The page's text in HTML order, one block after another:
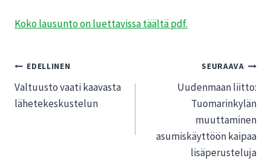
Koko lausunto on luettavissa täältä pdf.
Artikkelien
selaus
EDELLINEN
Valtuusto vaati kaavasta
lähetekeskustelun
SEURAAVA
Uudenmaan liitto:
Tuomarinkylän
muuttaminen
asumiskäyttöön kaipaa
lisäperusteluja